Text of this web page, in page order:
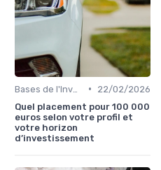
•
22/02/2026
Quel placement pour 100 000
euros selon votre profil et
votre horizon
d’investissement